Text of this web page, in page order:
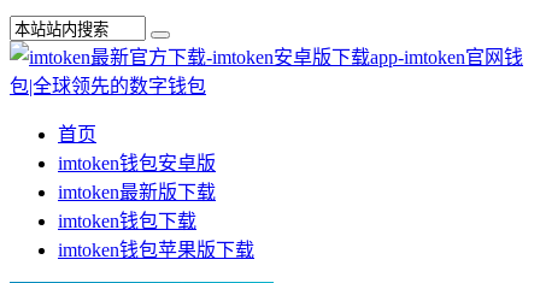
首页
imtoken钱包安卓版
imtoken最新版下载
imtoken钱包下载
imtoken钱包苹果版下载